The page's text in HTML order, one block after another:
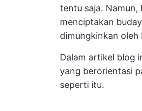
tentu saja. Namun,
menciptakan
dimungkinkan oleh
Dalam artikel blog
yang berorientasi
seperti itu.